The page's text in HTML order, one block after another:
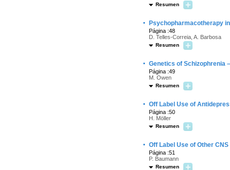
Resumen
· Psychopharmacotherapy
Página :48
D. Telles-Correia, A. Barbosa
Resumen
· Genetics of Schizophrenia
Página :49
M. Owen
Resumen
· Off Label Use of
Página :50
H. Möller
Resumen
· Off Label Use of Other
Página :51
P. Baumann
Resumen